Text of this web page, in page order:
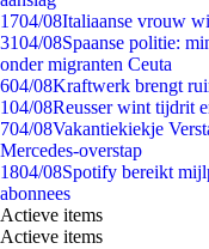
1704/08Italiaanse vrouw
3104/08Spaanse politie:
onder migranten Ceuta
604/08Kraftwerk brengt
104/08Reusser wint tijdrit
704/08Vakantiekiekje
Mercedes-overstap
1804/08Spotify bereikt
abonnees
Actieve items
Actieve items